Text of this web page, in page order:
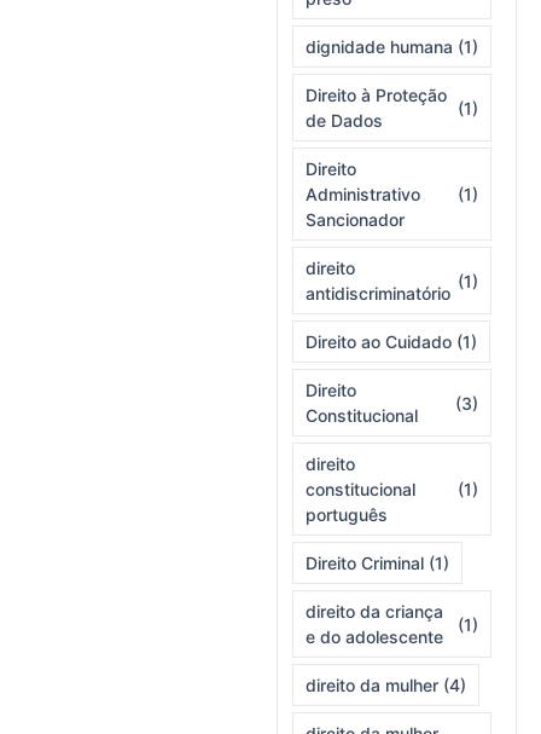
dignidade humana (1)
Direito à Proteção
de Dados
(1)
Direito
Administrativo
Sancionador
(1)
direito
antidiscriminatório
(1)
Direito ao Cuidado (1)
Direito
Constitucional
(3)
direito
constitucional
português
(1)
Direito Criminal (1)
direito da criança
e do adolescente
(1)
direito da mulher (4)